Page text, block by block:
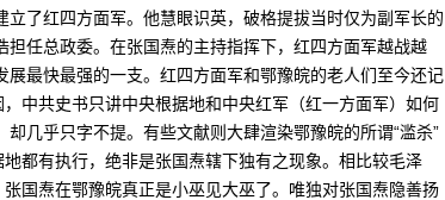
了红四方面军。他慧眼识英，破格提拔当时仅为副军长的
任总政委。在张国焘的主持指挥下，红四方面军越战越
最快最强的一支。红四方面军和鄂豫皖的老人们至今还记
中共史书只讲中央根据地和中央红军（红一方面军）如何
几乎只字不提。有些文献则大肆渲染鄂豫皖的所谓“滥杀”
都有执行，绝非是张国焘辖下独有之现象。相比较毛泽
国焘在鄂豫皖真正是小巫见大巫了。唯独对张国焘隐善扬